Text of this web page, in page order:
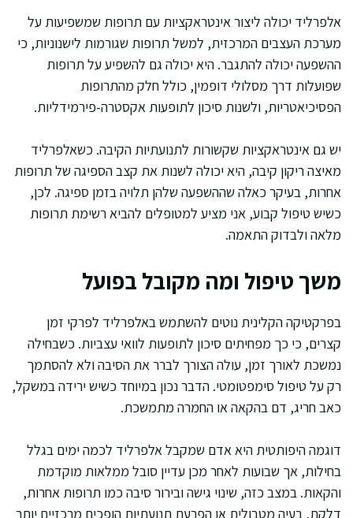
אלפרליד יכולה ליצור אינטראקציות עם תרופות שמשפיעות על
מערכת העצבים המרכזית, למשל תרופות שגורמות לישנוניות, כי
ההשפעה יכולה להתגבר. היא יכולה גם להשפיע על תרופות
שפועלות דרך מסלולי דופמין, כולל חלק מהתרופות
הפסיכיאטריות, ולשנות סיכון לתופעות אקסטרה-פירמידליות.
יש גם אינטראקציות שקשורות לתנועתיות הקיבה. כשאלפרליד
מאיצה ריקון קיבה, היא יכולה לשנות את קצב הספיגה של תרופות
אחרות, בעיקר כאלה שההשפעה שלהן תלויה בזמן ספיגה. לכן,
כשיש טיפול קבוע, אני מציע למטופלים להביא רשימת תרופות
מלאה ולבדוק התאמה.
משך טיפול ומה מקובל בפועל
בפרקטיקה הקלינית נוטים להשתמש באלפרליד לפרקי זמן
קצרים, כי כך מפחיתים סיכון לתופעות לוואי עצביות. כשבחילה
נמשכת לאורך זמן, עולה הצורך לברר את הסיבה ולא להסתמך
רק על טיפול סימפטומטי. הדבר נכון במיוחד כשיש ירידה במשקל,
כאב חריג, דם בהקאה או החמרה מתמשכת.
דוגמה היפותטית היא אדם שמקבל אלפרליד לכמה ימים בגלל
בחילות, אך שבועות לאחר מכן עדיין סובל ממלאות מוקדמת
והקאות. במצב כזה, שינוי גישה ובירור סיבה כמו תרופות אחרות,
דלקת, בעיה מטבולית או הפרעת תנועתיות הופכים מרכזיים יותר